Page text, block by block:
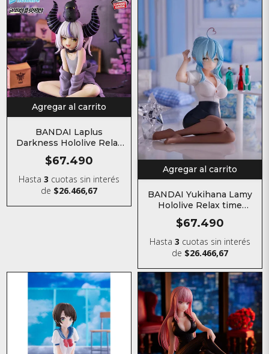
Agregar al carrito
BANDAI Laplus
Darkness Hololive Relax
time Figura
$67.490
Hasta3 cuotas sin interés
de $26.466,67
Agregar al carrito
BANDAI Yukihana Lamy
Hololive Relax time
$67.490
Hasta 3 cuotas sin interés
de $26.466,67